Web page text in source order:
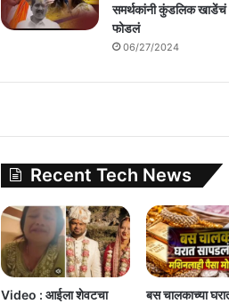
समर्थकांनी कुंडलिक
फोडलं
06/27/2024
Recent Tech News
Video : आईला शेवटचा
बस चालकाच्या